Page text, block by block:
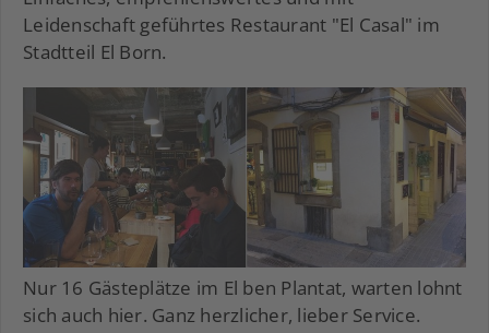
Leidenschaft geführtes Restaurant "El Casal" im
Stadtteil El Born.
Nur 16 Gästeplätze im El ben Plantat, warten lohnt
sich auch hier. Ganz herzlicher, lieber Service.